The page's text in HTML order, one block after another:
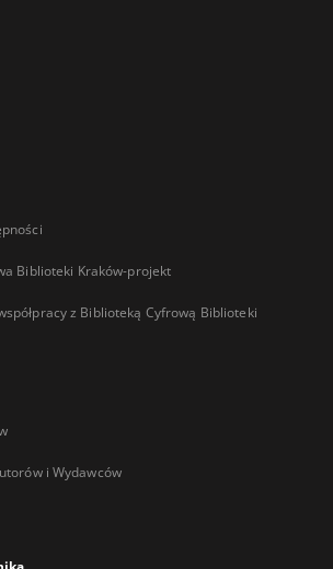
Biblioteki Kraków-projekt
z Biblioteką Cyfrową Biblioteki
i Wydawców